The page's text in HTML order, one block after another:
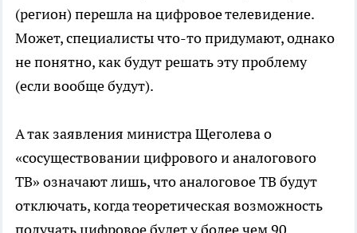
(регион) перешла на цифровое телевидение.
Может, специалисты что-то придумают, однако
не понятно, как будут решать эту проблему
(если вообще будут).
А так заявления министра Щеголева о
«сосуществовании цифрового и аналогового
ТВ» означают лишь, что аналоговое ТВ будут
отключать, когда теоретическая возможность
получать цифровое будет у более чем 90